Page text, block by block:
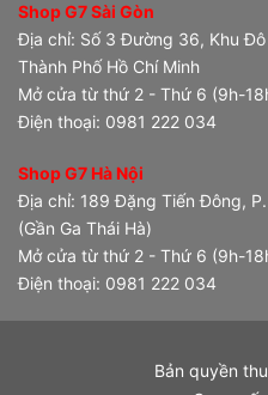
Shop G7 Sài Gòn
Địa chỉ: Số 3 Đường 36, Khu Đô
Thành Phố Hồ Chí Minh
Mở cửa từ thứ 2 - Thứ 6 (9h-
Điện thoại: 0981 222 034
Shop G7 Hà Nội
Địa chỉ: 189 Đặng Tiến Đông,
(Gần Ga Thái Hà)
Mở cửa từ thứ 2 - Thứ 6 (9h-
Điện thoại: 0981 222 034
Bản quyền